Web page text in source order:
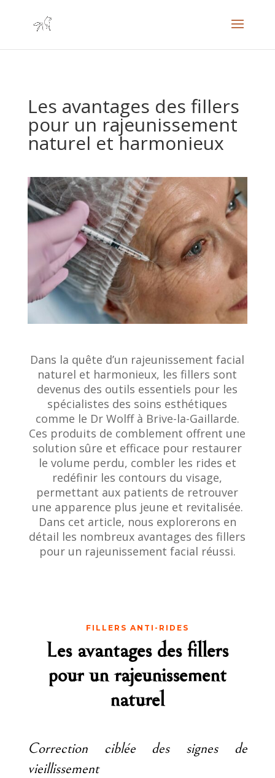
Les avantages des fillers
pour un rajeunissement
naturel et harmonieux
Dans la quête d’un rajeunissement facial
naturel et harmonieux, les fillers sont
devenus des outils essentiels pour les
spécialistes des soins esthétiques
comme le Dr Wolff à Brive-la-Gaillarde.
Ces produits de comblement offrent une
solution sûre et efficace pour restaurer
le volume perdu, combler les rides et
redéfinir les contours du visage,
permettant aux patients de retrouver
une apparence plus jeune et revitalisée.
Dans cet article, nous explorerons en
détail les nombreux avantages des fillers
pour un rajeunissement facial réussi.
FILLERS ANTI-RIDES
Les avantages des fillers
pour un rajeunissement
naturel
Correction ciblée des signes de
vieillissement